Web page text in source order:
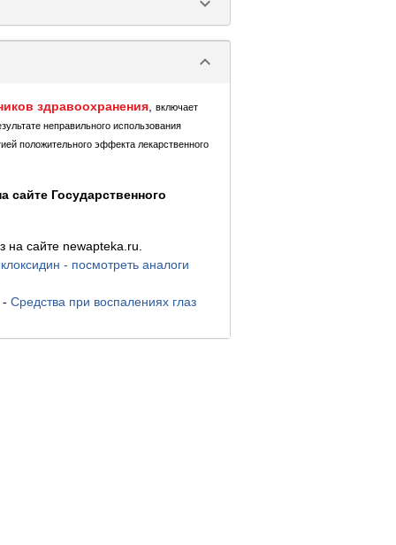
keyboard_arrow_down
здравоохранения
включает
неправильного использования
положительного эффекта лекарственного
сайте Государственного
сайте newapteka.ru.
- посмотреть аналоги
- Средства при воспалениях глаз